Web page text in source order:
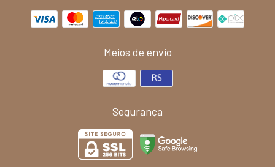
Meios de envio
Segurança